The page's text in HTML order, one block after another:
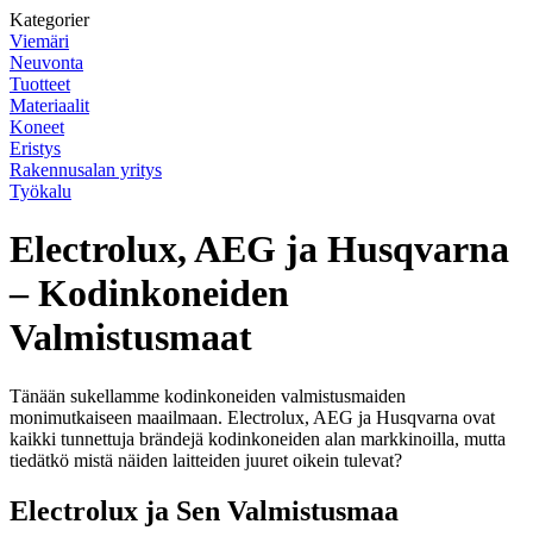
Kategorier
Viemäri
Neuvonta
Tuotteet
Materiaalit
Koneet
Eristys
Rakennusalan yritys
Työkalu
Electrolux, AEG ja Husqvarna
– Kodinkoneiden
Valmistusmaat
Tänään sukellamme kodinkoneiden valmistusmaiden
monimutkaiseen maailmaan. Electrolux, AEG ja Husqvarna ovat
kaikki tunnettuja brändejä kodinkoneiden alan markkinoilla, mutta
tiedätkö mistä näiden laitteiden juuret oikein tulevat?
Electrolux ja Sen Valmistusmaa